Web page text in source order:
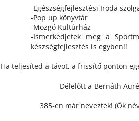
-Egészségfejlesztési Iroda
-Pop up könyvtár
-Mozgó Kultúrház
-Ismerkedjetek meg a
készségfejlesztés is egyben!!
Ha teljesíted a távot, a frissítő ponton
Délelőtt a Bernáth
385-en már neveztek! (Ők